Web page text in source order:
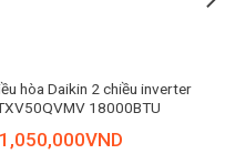
năng hiệu quả
hòa Daikin 2 chiều inverter
18000BTU
VND